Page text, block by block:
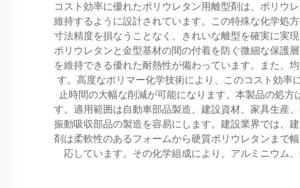
コスト効率に優れたポリウレタン用離型剤は、ポリウ
維持するように設計されています。この特殊な化学処
寸法精度を損なうことなく、きれいな離型を確実に実
ポリウレタンと金型基材の間の付着を防ぐ微細な保護
を維持できる優れた耐熱性が備わっています。また、
す。高度なポリマー化学技術により、このコスト効率
止時間の大幅な削減が可能になります。本製品の処
す。適用範囲は自動車部品製造、建設資材、家具生産
振動吸収部品の製造を容易にします。建設業界では、
剤は柔軟性のあるフォームから硬質ポリウレタンまで
応しています。その化学組成により、アルミニウム